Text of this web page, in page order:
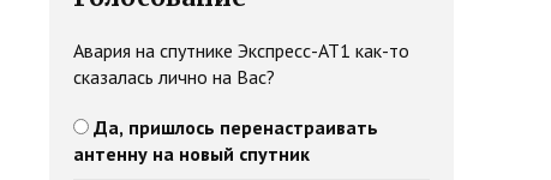
Авария на спутнике Экспресс-АТ1 как-то
сказалась лично на Вас?
Да, пришлось перенастраивать
антенну на новый спутник